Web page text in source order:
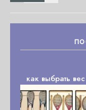
как выбрать